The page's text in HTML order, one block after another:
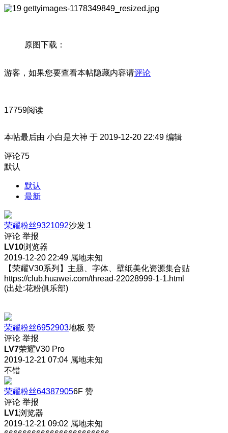
原图下载：
游客，如果您要查看本帖隐藏内容请评论
17759阅读
本帖最后由 小白是大神 于 2019-12-20 22:49 编辑
评论75
默认
默认
最新
荣耀粉丝9321092沙发 1
评论 举报
LV10浏览器
2019-12-20 22:49 属地未知
【荣耀V30系列】主题、字体、壁纸美化资源集合贴
https://club.huawei.com/thread-22028999-1-1.html
(出处:花粉俱乐部)
荣耀粉丝6952903地板 赞
评论 举报
LV7荣耀V30 Pro
2019-12-21 07:04 属地未知
不错
荣耀粉丝643879056F 赞
评论 举报
LV1浏览器
2019-12-21 09:02 属地未知